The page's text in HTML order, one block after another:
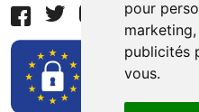
pour
marketing,
publicités
vous.